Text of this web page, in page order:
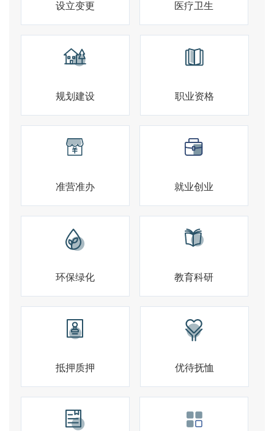
设立变更 医疗卫生
规划建设 职业资格
准营准办 就业创业
环保绿化 教育科研
抵押质押 优待抚恤